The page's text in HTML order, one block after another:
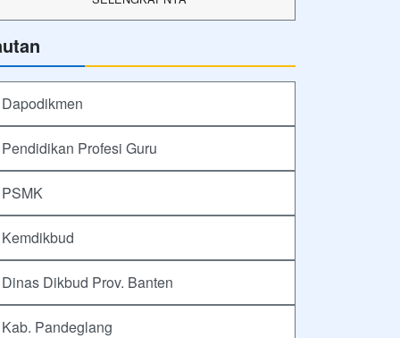
Dapodikmen
Pendidikan Profesi Guru
PSMK
Kemdikbud
Dinas Dikbud Prov. Banten
Kab. Pandeglang